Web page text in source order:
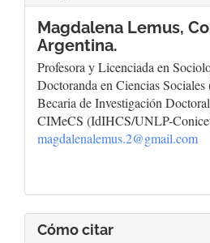
Magdalena Lemus,
Argentina.
Profesora y Licenciada en
Doctoranda en Ciencias
Becaria de Investigación
CIMeCS (IdIHCS/UNLP-
magdalenalemus.2@gmail.com
Cómo citar